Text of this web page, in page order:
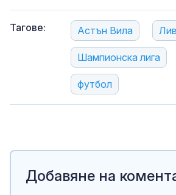
Тагове: Астън Вила
Шампионска лига
футбол
Добавяне на